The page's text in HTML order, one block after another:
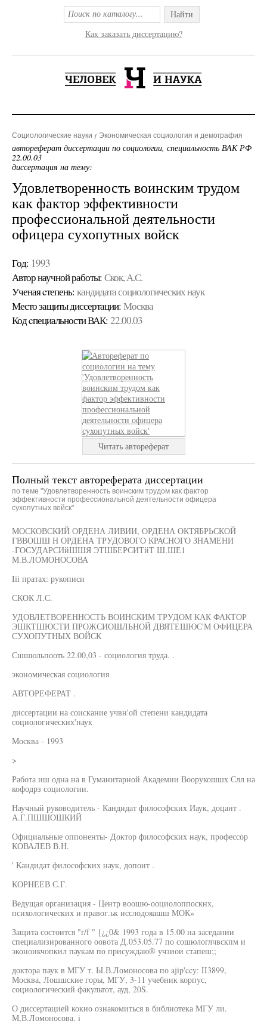
Найти
Как заказать диссертацию?
Социологические науки Экономическая социология и демография
автореферат диссертации по социологии, специальность ВАК РФ
22.00.03
диссертация на тему:
Удовлетворенность воинским трудом
как фактор эффективности
профессиональной деятельности
офицера сухопутных войск
Год: 1993
Автор научной работы: Скок, А.С.
Ученая cтепень: кандидата социологических наук
Место защиты диссертации: Москва
Код cпециальности ВАК: 22.00.03
Читать автореферат
Полный текст автореферата диссертации
по теме "Удовлетворенность воинским трудом как фактор
эффективности профессиональной деятельности офицера
сухопутных войск"
МОСКОВСКИЙ ОРДЕНА ЛИВИИ, ОРДЕНА ОКТЯБРЬСКОЙ
ГВВОШШ Н ОРДЕНА ТРУДОВОГО КРАСНОГО ЗНАМЕНИ
-ГОСУДАРСИйШШЯ ЭТШБЕРСИТйТ Ш.ШЕ1
М.В.ЛОМОНОСОВА
Iii пратах: рукописи
СКОК Л.С.
УДОВЛЕТВОРЕННОСТЬ ВОИНСКИМ ТРУДОМ КАК ФАКТОР
ЭШКТШЮСТИ ПРОЖСИОШЛЬНОЙ ДВЯТЕШЮС'М ОФИЦЕРА
СУХОПУТНЫХ ВОЙСК
Сшшюльпооть 22.00,03 - социология труда. .
экономическая социология
АВТОРЕФЕРАТ .
диссертации на соискание учвн'ой степени кандидата
социологических'наук
Москва - 1993
>
Работа иш одна на в Гуманитарной Академии Воорукошшх Слл на
кофодрз социологии.
Научный руководитель - Кандидат философских Иаук, доцант .
А.Г.ПШШОШКИЙ
Официальные оппоненты- Доктор философских наук, профессор
КОВАЛЕВ В.Н.
' Кандидат философских наук, допоит .
КОРНЕЕВ С.Г.
Ведущая организация - Центр воошю-ооциолоппоскнх,
психологических и правог.ьк исслодояашш МОК»
Защита состоится "r/f " {¿¿0& 1993 года в 15.00 на заседании
специализированного оовота Д.053.05.77 по сошюлоглчвскпм и
эконоикчопкил паукам по присуждаю® учзиои стапеш;;
доктора паук в МГУ т. Ы.В.Ломоносова по ajip'ccy: II3899,
Москва, Лошшские горы, МГУ, 3-11 учебник корпус,
социологический факультот, ауд, 20S.
О диссертацией кокио ознакомиться в библиотека МГУ ли.
М,В.Ломоносова. i